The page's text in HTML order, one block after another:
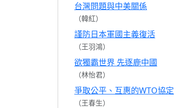
台灣問題與中美關係
（韓紅）
謹防日本軍國主義復活
（王羽鴻）
欲獨霸世界 先逐鹿中國
（林怡君）
爭取公平、互惠的WTO協定
（王春生）